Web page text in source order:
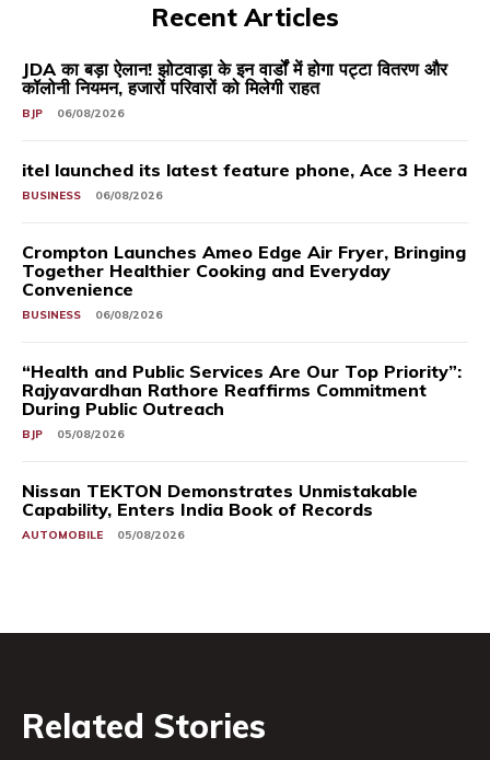
Recent Articles
JDA का बड़ा ऐलान! झोटवाड़ा के इन वार्डों में होगा पट्टा वितरण और
कॉलोनी नियमन, हजारों परिवारों को मिलेगी राहत
BJP 06/08/2026
itel launched its latest feature phone, Ace 3 Heera
BUSINESS 06/08/2026
Crompton Launches Ameo Edge Air Fryer, Bringing
Together Healthier Cooking and Everyday
Convenience
BUSINESS 06/08/2026
“Health and Public Services Are Our Top Priority”:
Rajyavardhan Rathore Reaffirms Commitment
During Public Outreach
BJP 05/08/2026
Nissan TEKTON Demonstrates Unmistakable
Capability, Enters India Book of Records
AUTOMOBILE 05/08/2026
Related Stories